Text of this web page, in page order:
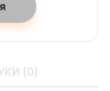
(0)